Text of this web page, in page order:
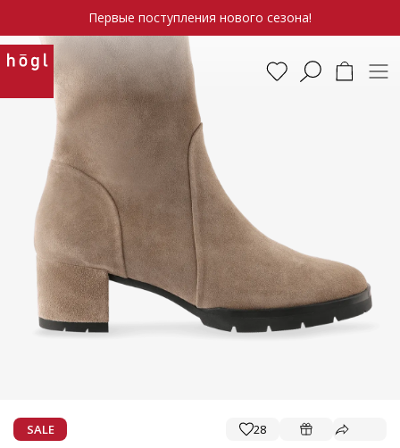
Первые поступления нового сезона!
SALE 28